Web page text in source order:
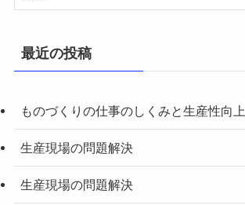
最近の投稿
ものづくりの仕事のしくみと生産性向上
生産現場の問題解決
生産現場の問題解決